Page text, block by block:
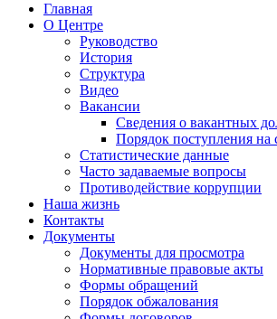
Главная
О Центре
Руководство
История
Структура
Видео
Вакансии
Сведения о вакантных
Порядок поступления на
Статистические данные
Часто задаваемые вопросы
Противодействие коррупции
Наша жизнь
Контакты
Документы
Документы для просмотра
Нормативные правовые акты
Формы обращений
Порядок обжалования